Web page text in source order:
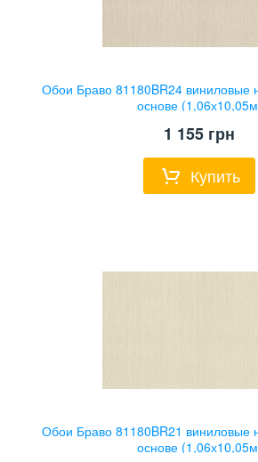
Обои Браво 81180BR24 виниловые
основе
1 155 грн
Купить
Обои Браво 81180BR21 виниловые
основе